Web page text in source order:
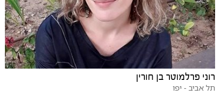
רוני פרלמוטר בן חורין
תל אביב - יפו